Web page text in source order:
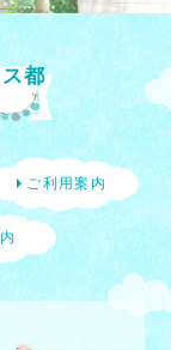
都
ご利用案内